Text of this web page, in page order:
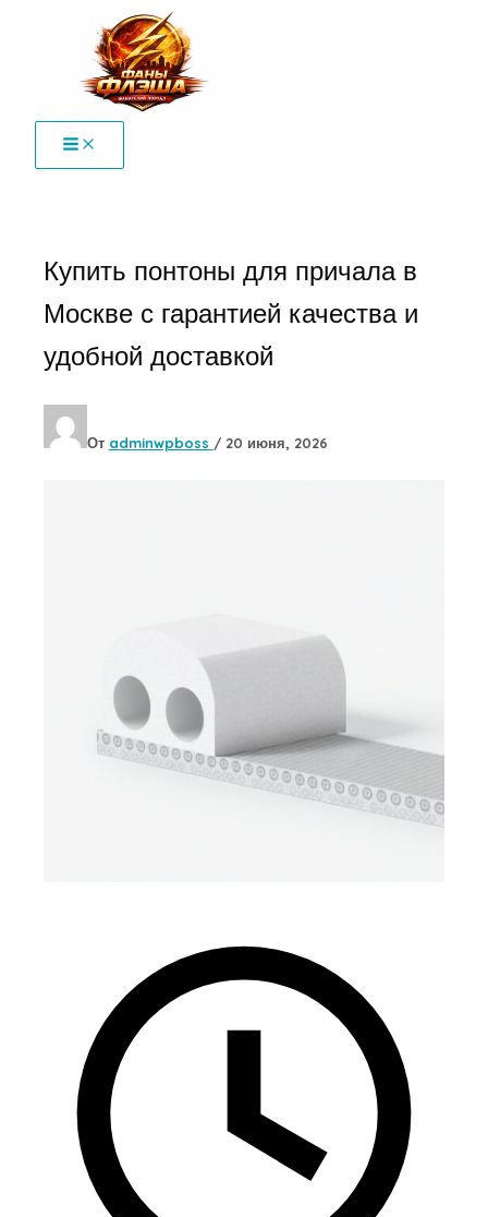
содержимому
Купить понтоны для причала в
Москве с гарантией качества и
удобной доставкой
От adminwpboss / 20 июня, 2026